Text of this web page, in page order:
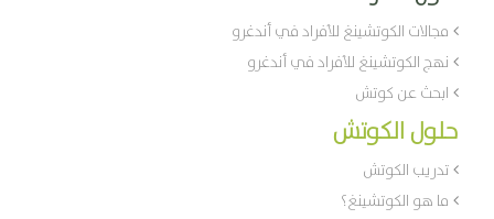
مجالات الكوتشينغ للأفراد في أندغرو
نهج الكوتشينغ للأفراد في أندغرو
ابحث عن كوتش
حلول الكوتش
تدريب الكوتش
ما هو الكوتشينغ؟